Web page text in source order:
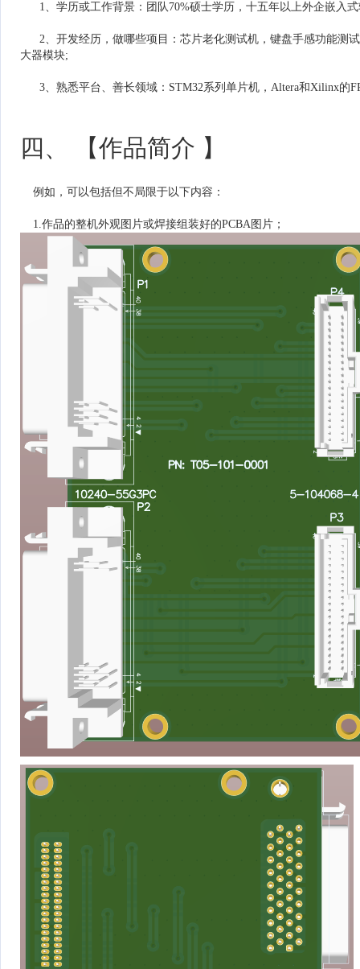
1、学历或工作背景：团队70%硕士学历，十五年以上外企嵌入式
2、开发经历，做哪些项目：芯片老化测试机，键盘手感功能测
大器模块;
3、熟悉平台、善长领域：STM32系列单片机，Altera和Xilinx的
四、 【作品简介 】
例如，可以包括但不局限于以下内容：
1.作品的整机外观图片或焊接组装好的PCBA图片；